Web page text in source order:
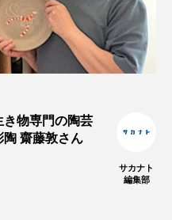
ギ ワカメ
カラ
伝承
物専門の陶芸
齋藤敦さん
サカナト
編集部